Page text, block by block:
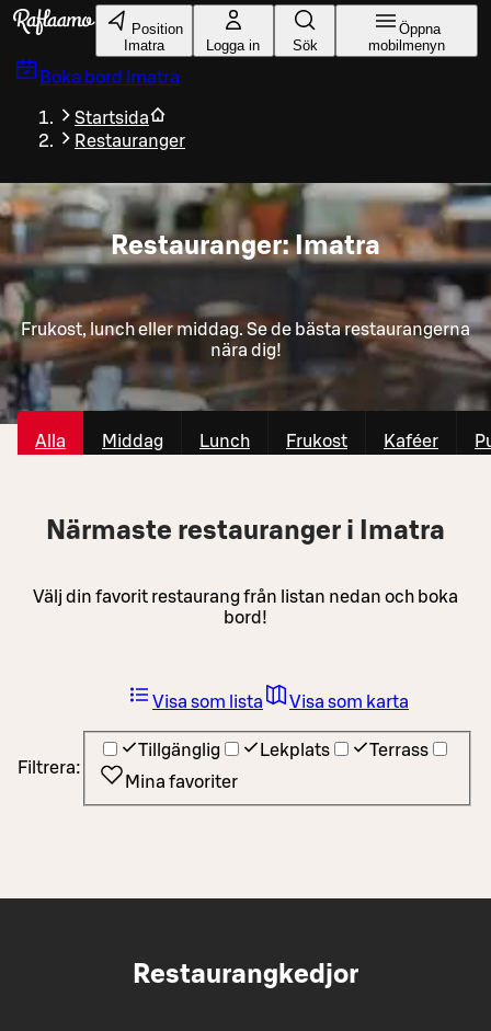
Gå till huvudinnehållet
Position
Imatra
Logga in Sök
Öppna
mobilmenyn
Boka bord Imatra
Startsida
Restauranger
Restauranger: Imatra
Frukost, lunch eller middag. Se de bästa restaurangerna
nära dig!
Alla Middag Lunch Frukost Kaféer
Närmaste restauranger i Imatra
Välj din favorit restaurang från listan nedan och boka
bord!
Filtrera:
Tillgänglig Lekplats
Terrass
Mina favoriter
Visa som lista Visa som karta
Restaurangkedjor